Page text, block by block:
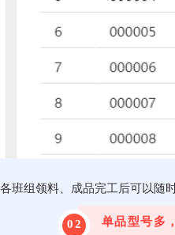
各班组领料、成品完工后可以随
02 单品型号多